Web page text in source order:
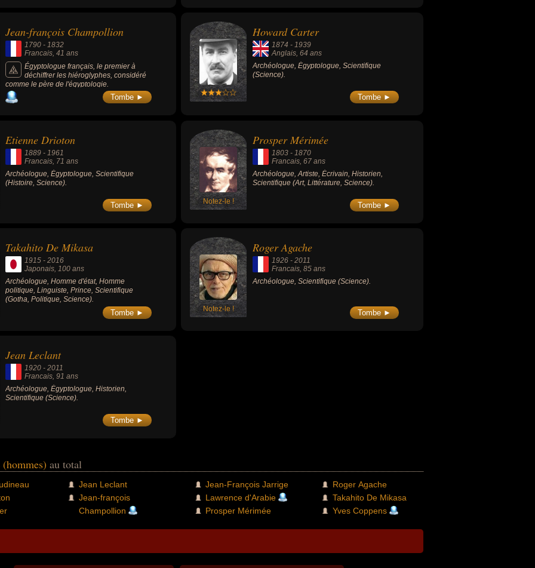
un immense succès et 7 oscars.
Jean-françois Champollion
1790 - 1832
Francais, 41 ans
Égyptologue français, le premier à
déchiffrer les hiéroglyphes, considéré
comme le père de l'égyptologie.
Tombe ►
Howard Carter
1874 -1939
Anglais, 64 ans
Archéologue, Égyptologue, Scientifique
(Science).
Tombe ►
Etienne Drioton
1889 - 1961
Francais , 71 ans
Archéologue, Égyptologue, Scientifique
(Histoire, Science).
Tombe ► Notez-le !
Prosper Mérimée
1803 - 1870
Francais , 67 ans
Archéologue, Artiste, Écrivain, Historien,
Scientifique (Art, Littérature, Science).
Tombe ►
Takahito De Mikasa
1915 - 2016
Japonais , 100 ans
Archéologue, Homme d'état, Homme
politique, Linguiste, Prince, Scientifique
(Gotha, Politique, Science).
Tombe ► Notez-le !
Roger Agache
1926 -2011
Francais , 85 ans
Archéologue, Scientifique (Science).
Tombe ►
Jean Leclant
1920 - 2011
Francais, 91 ans
Archéologue, Égyptologue, Historien,
Scientifique (Science).
Tombe ►
au total
Jean Leclant
Jean-françois
Champollion
Jean-François Jarrige
Lawrence d'Arabie
Prosper Mérimée
Roger Agache
Takahito De Mikasa
Yves Coppens